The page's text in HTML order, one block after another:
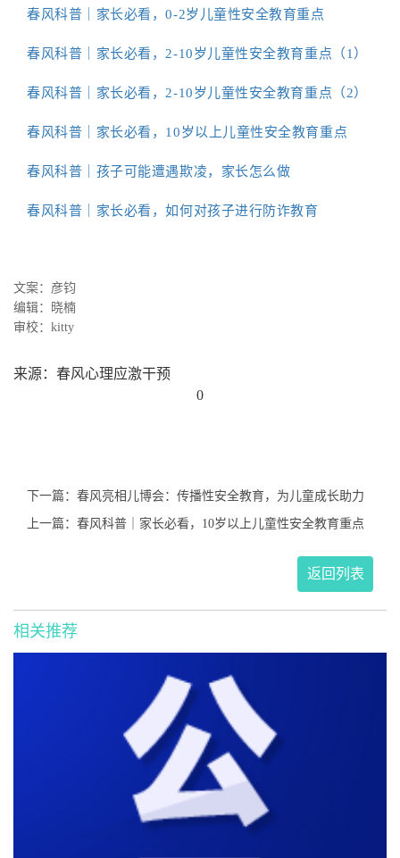
春风科普｜家长必看，0-2岁儿童性安全教育重点
春风科普｜家长必看，2-10岁儿童性安全教育重点（1）
春风科普｜家长必看，2-10岁儿童性安全教育重点（2）
春风科普｜家长必看，10岁以上儿童性安全教育重点
春风科普｜孩子可能遭遇欺凌，家长怎么做
春风科普｜家长必看，如何对孩子进行防诈教育
文案：彦钧
编辑：
晓楠
审校：kitty
来源：春风心理应激干预
0
下一篇：春风亮相儿博会：传播性安全教育，为儿童成长助力
上一篇：春风科普｜家长必看，10岁以上儿童性安全教育重点
返回列表
相关推荐